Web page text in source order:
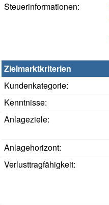
Steuerinformationen:
Zielmarktkriterien
Kundenkategorie:
Kenntnisse:
Anlageziele:
Anlagehorizont:
Verlusttragfähigkeit: